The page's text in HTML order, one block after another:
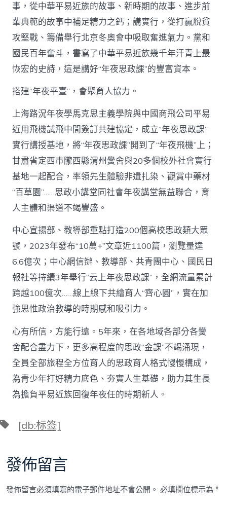
事，從中華平易近族的故事、新時期的故事、進步前
輩典範的故事中補足精力之鈣；講實行，從打贏脫貧
攻堅戰、籌備舉行北京冬奧會中吸取奮進氣力。黨和
國民百年奮斗，書寫了中華平易近族幾千年汗青上最
恢宏的史詩，這是講好“年夜思政課”的豐富資本。
搭建“年夜平臺”，會聚育人協力。
上海路況年夜學馬克思主義學院與中國商飛公司平易
近用飛機試飛中間簽訂共建協定，成立“年夜思政課”
實行講授基地，將“年夜思政課”開到了“年夜飛機”上；
甘肅省定西市隴西縣渭州黌舍與20多個校外社會實行
基地一起配合，率領先生體驗非遺扎染、觀賞中藥材
“百草園”……思政小講堂同社會年夜講堂無益聯合，育
人主體和渠道不竭豐盛。
中心宣揚部、教導部重點打造200個高校思政類大眾
號，2023年發布“10萬+”文章近1100篇，瀏覽量達
6.6億次；中心網信辦、教導部、共青團中心、國民日
報社等持續3年舉行“云上年夜思政課”，全網流量累計
跨越100億次……線上線下共繪育人“齊心圓”，實在加
強思惟政治教導的時期感和吸引力。
心有所信，方能行遠。5年來，在各地域各部分各黌
舍配合盡力下，更多高程度的思政“金課”不竭涌現，
全員全部旅程全方位育人的思政育人格式慢慢構成，
為青少年打好精力底色、夯實人生基礎，助力其生長
為擔負平易近族回復年夜任的時期新人。
標 [db:标签]
發佈留言
發佈留言必須填寫的電子郵件地址不會公開。 必填欄位標示為*